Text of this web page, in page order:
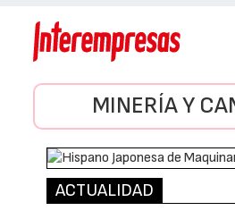
MINERÍA Y
ACTUALIDAD